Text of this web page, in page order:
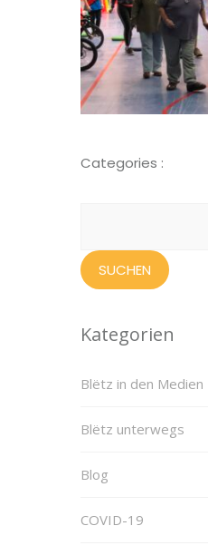
Categories :
Kategorien
Blëtz in den Medien
Blëtz unterwegs
Blog
COVID-19